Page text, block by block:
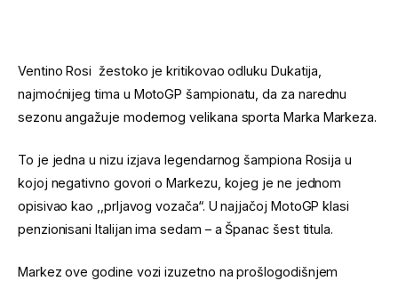
Ventino Rosi žestoko je kritikovao odluku Dukatija,
najmoćnijeg tima u MotoGP šampionatu, da za narednu
sezonu angažuje modernog velikana sporta Marka Markeza.
To je jedna u nizu izjava legendarnog šampiona Rosija u
kojoj negativno govori o Markezu, kojeg je ne jednom
opisivao kao ,,prljavog vozača“. U najjačoj MotoGP klasi
penzionisani Italijan ima sedam – a Španac šest titula.
Markez ove godine vozi izuzetno na prošlogodišnjem